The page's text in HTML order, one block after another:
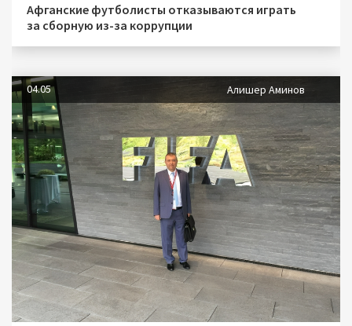
Афганские футболисты отказываются играть
за сборную из-за коррупции
04.05 Алишер Аминов